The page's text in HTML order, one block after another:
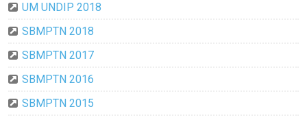
UM UNDIP 2018
SBMPTN 2018
SBMPTN 2017
SBMPTN 2016
SBMPTN 2015